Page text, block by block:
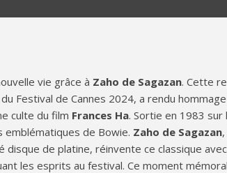
vie grâce à Zaho de Sagazan. Cette
Festival de Cannes 2024, a rendu
culte du film Frances Ha. Sortie en 1983 sur
emblématiques de Bowie. Zaho de Sagazan
disque de platine, réinvente ce classique
les esprits au festival. Ce moment